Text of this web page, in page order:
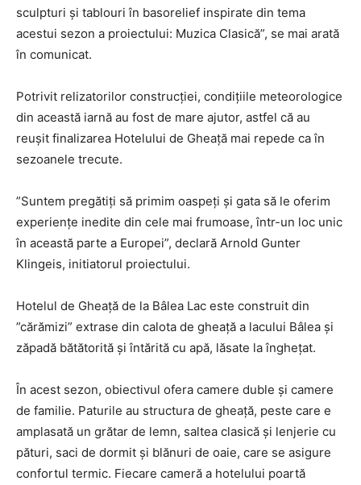
sculpturi şi tablouri în basorelief inspirate din tema
acestui sezon a proiectului: Muzica Clasică”, se mai arată
în comunicat.
Potrivit relizatorilor construcţiei, condiţiile meteorologice
din această iarnă au fost de mare ajutor, astfel că au
reuşit finalizarea Hotelului de Gheaţă mai repede ca în
sezoanele trecute.
”Suntem pregătiţi să primim oaspeţi şi gata să le oferim
experienţe inedite din cele mai frumoase, într-un loc unic
în această parte a Europei”, declară Arnold Gunter
Klingeis, initiatorul proiectului.
Hotelul de Gheaţă de la Bâlea Lac este construit din
”cărămizi” extrase din calota de gheaţă a lacului Bâlea şi
zăpadă bătătorită şi întărită cu apă, lăsate la îngheţat.
În acest sezon, obiectivul ofera camere duble şi camere
de familie. Paturile au structura de gheaţă, peste care e
amplasată un grătar de lemn, saltea clasică şi lenjerie cu
pături, saci de dormit şi blănuri de oaie, care se asigure
confortul termic. Fiecare cameră a hotelului poartă